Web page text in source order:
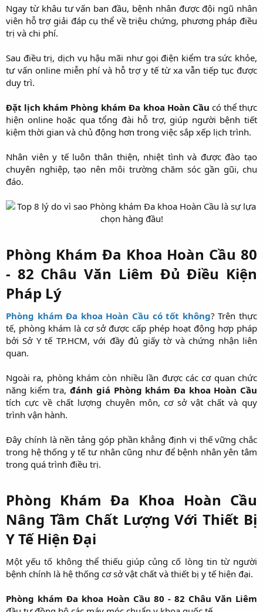
Ngay từ khâu tư vấn ban đầu, bệnh nhân được đội ngũ nhân
viên hỗ trợ giải đáp cụ thể về triệu chứng, phương pháp điều
trị và chi phí.
Sau điều trị, dịch vụ hậu mãi như gọi điện kiểm tra sức khỏe,
tư vấn online miễn phí và hỗ trợ y tế từ xa vẫn tiếp tục được
duy trì.
Đặt lịch khám Phòng khám Đa khoa Hoàn Cầu có thể thực
hiện online hoặc qua tổng đài hỗ trợ, giúp người bệnh tiết
kiệm thời gian và chủ động hơn trong việc sắp xếp lịch trình.
Nhân viên y tế luôn thân thiện, nhiệt tình và được đào tạo
chuyên nghiệp, tạo nên môi trường chăm sóc gần gũi, chu
đáo.
Phòng Khám Đa Khoa Hoàn Cầu 80
- 82 Châu Văn Liêm Đủ Điều Kiện
Pháp Lý
Phòng khám Đa khoa Hoàn Cầu có tốt không? Trên thực
tế, phòng khám là cơ sở được cấp phép hoạt động hợp pháp
bởi Sở Y tế TP.HCM, với đầy đủ giấy tờ và chứng nhận liên
quan.
Ngoài ra, phòng khám còn nhiều lần được các cơ quan chức
năng kiểm tra,đánh giá Phòng khám Đa khoa Hoàn Cầu
tích cực về chất lượng chuyên môn, cơ sở vật chất và quy
trình vận hành.
Đây chính là nền tảng góp phần khẳng định vị thế vững chắc
trong hệ thống y tế tư nhân cũng như để bệnh nhân yên tâm
trong quá trình điều trị.
Phòng Khám Đa Khoa Hoàn Cầu
Nâng Tầm Chất Lượng Với Thiết Bị
Y Tế Hiện Đại
Một yếu tố không thể thiếu giúp củng cố lòng tin từ người
bệnh chính là hệ thống cơ sở vật chất và thiết bị y tế hiện đại.
Phòng khám Đa khoa Hoàn Cầu 80 - 82 Châu Văn Liêm